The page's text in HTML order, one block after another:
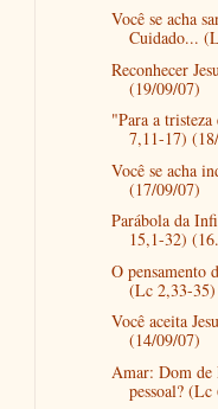
Você se acha
Cuidado...
Reconhecer
(19/09/07)
"Para a tristeza
7,11-17)
Você se acha
(17/09/07)
Parábola da
15,1-32)
O pensamento
(Lc 2,33-
Você aceita
(14/09/07)
Amar: Dom de
pessoal?